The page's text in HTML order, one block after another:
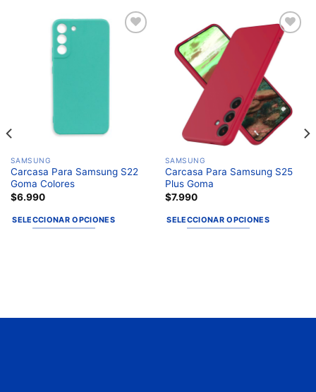
SAMSUNG
Carcasa Para Samsung S22
Goma Colores
$6.990
SELECCIONAR OPCIONES
Añadir
lista de
SAMSUNG
Carcasa Para Samsung S25
Plus Goma
$7.990
SELECCIONAR OPCIONES